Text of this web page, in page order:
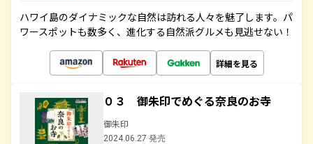
ハワイ島のダイナミックな自然は訪れる人々を魅了します。パ
ワースポットも数多く、進化する自然派グルメも見逃せない！
詳細を見る
０３ 御朱印でめぐる奈良のお寺
御朱印
2024.06.27 発売